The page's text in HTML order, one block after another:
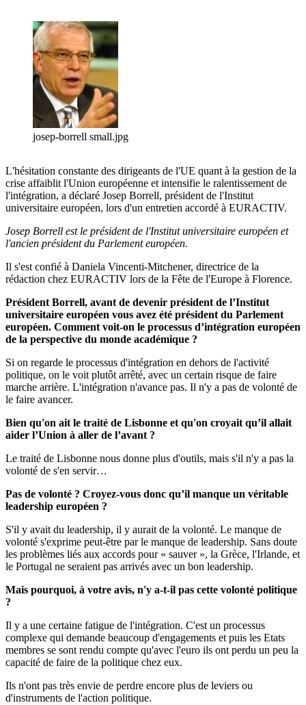
josep-borrell small.jpg
L'hésitation constante des dirigeants de l'UE quant à la gestion de la
crise affaiblit l'Union européenne et intensifie le ralentissement de
l'intégration, a déclaré Josep Borrell, président de l'Institut
universitaire européen, lors d'un entretien accordé à EURACTIV.
Josep Borrell est le président de l'Institut universitaire européen et
l'ancien président du Parlement européen.
Il s'est confié à Daniela Vincenti-Mitchener, directrice de la
rédaction chez EURACTIV lors de la Fête de l'Europe à Florence.
Président Borrell, avant de devenir président de l’Institut
universitaire européen vous avez été président du Parlement
européen. Comment voit-on le processus d’intégration européen
de la perspective du monde académique ?
Si on regarde le processus d'intégration en dehors de l'activité
politique, on le voit plutôt arrêté, avec un certain risque de faire
marche arrière. L'intégration n'avance pas. Il n'y a pas de volonté de
le faire avancer.
Bien qu'on ait le traité de Lisbonne et qu'on croyait qu’il allait
aider l’Union à aller de l’avant ?
Le traité de Lisbonne nous donne plus d'outils, mais s'il n'y a pas la
volonté de s'en servir…
Pas de volonté ? Croyez-vous donc qu’il manque un véritable
leadership européen ?
S'il y avait du leadership, il y aurait de la volonté. Le manque de
volonté s'exprime peut-être par le manque de leadership. Sans doute
les problèmes liés aux accords pour « sauver », la Grèce, l'Irlande, et
le Portugal ne seraient pas arrivés avec un bon leadership.
Mais pourquoi, à votre avis, n'y a-t-il pas cette volonté politique
?
Il y a une certaine fatigue de l'intégration. C'est un processus
complexe qui demande beaucoup d'engagements et puis les Etats
membres se sont rendu compte qu'avec l'euro ils ont perdu un peu la
capacité de faire de la politique chez eux.
Ils n'ont pas très envie de perdre encore plus de leviers ou
d'instruments de l'action politique.